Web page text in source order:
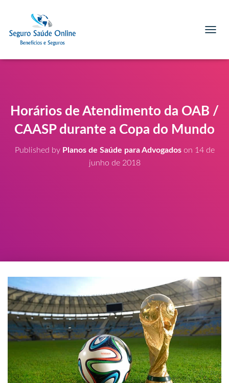
V
G
T
Horários de Atendimento da OAB /
CAASP durante a Copa do Mundo
Published by Planos de Saúde para Advogadoson 14 de
junho de 2018